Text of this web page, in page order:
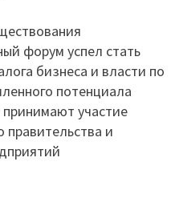
форум успел стать
бизнеса и власти по
потенциала
участие
правительства и